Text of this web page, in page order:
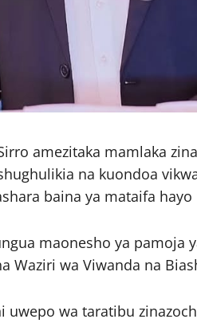
amezitaka mamlaka
na kuondoa
baina ya mataifa
maonesho ya pamoja
wa Viwanda na
uwepo wa taratibu